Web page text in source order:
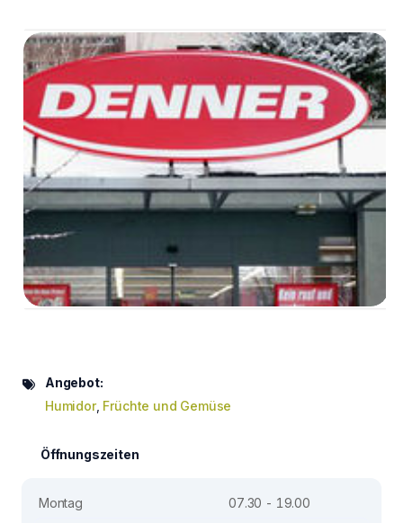
Angebot:
Humidor, Früchte und Gemüse
Öffnungszeiten
Montag
07.30 - 19.00